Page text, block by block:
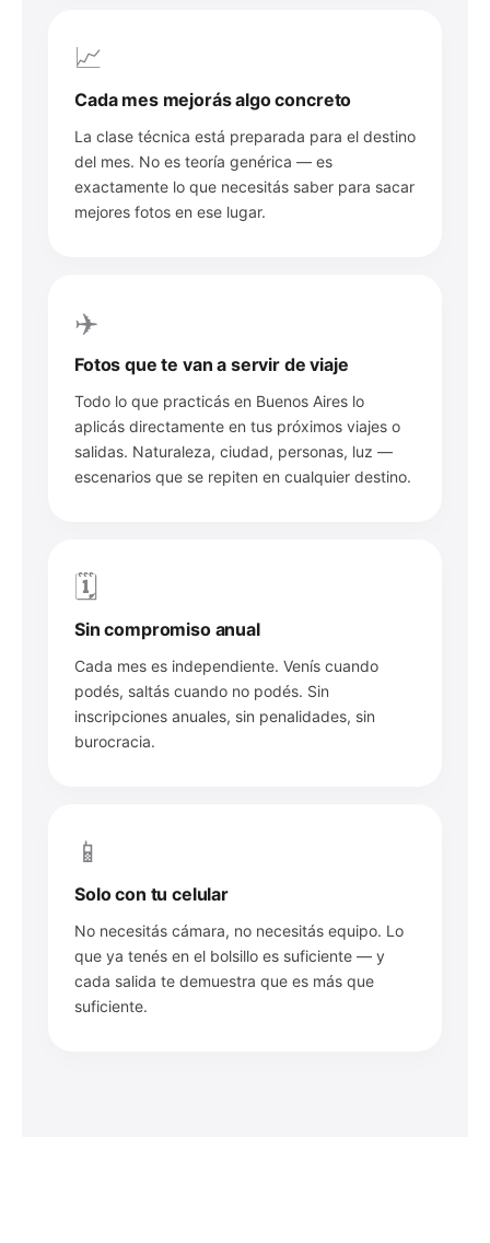
📈
Cada mes mejorás algo concreto
La clase técnica está preparada para el destino
del mes. No es teoría genérica — es
exactamente lo que necesitás saber para sacar
mejores fotos en ese lugar.
✈️
Fotos que te van a servir de viaje
Todo lo que practicás en Buenos Aires lo
aplicás directamente en tus próximos viajes o
salidas. Naturaleza, ciudad, personas, luz —
escenarios que se repiten en cualquier destino.
🗓️
Sin compromiso anual
Cada mes es independiente. Venís cuando
podés, saltás cuando no podés. Sin
inscripciones anuales, sin penalidades, sin
burocracia.
📱
Solo con tu celular
No necesitás cámara, no necesitás equipo. Lo
que ya tenés en el bolsillo es suficiente — y
cada salida te demuestra que es más que
suficiente.